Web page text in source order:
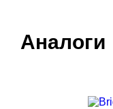
Аналоги